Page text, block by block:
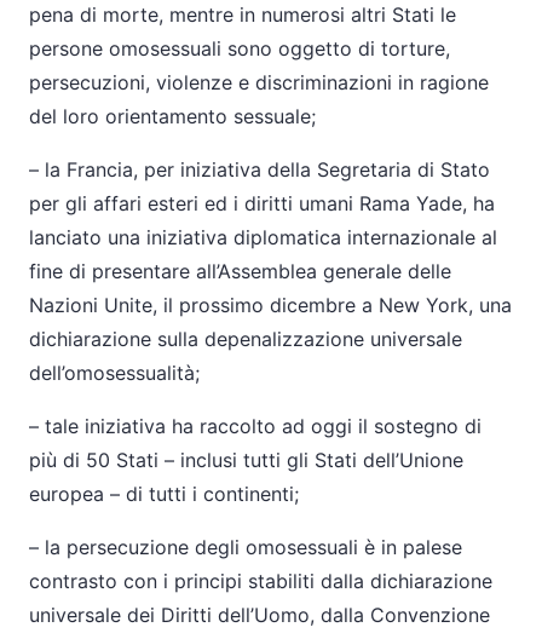
pena di morte, mentre in numerosi altri Stati le
persone omosessuali sono oggetto di torture,
persecuzioni, violenze e discriminazioni in ragione
del loro orientamento sessuale;
– la Francia, per iniziativa della Segretaria di Stato
per gli affari esteri ed i diritti umani Rama Yade, ha
lanciato una iniziativa diplomatica internazionale al
fine di presentare all’Assemblea generale delle
Nazioni Unite, il prossimo dicembre a New York, una
dichiarazione sulla depenalizzazione universale
dell’omosessualità;
– tale iniziativa ha raccolto ad oggi il sostegno di
più di 50 Stati – inclusi tutti gli Stati dell’Unione
europea – di tutti i continenti;
– la persecuzione degli omosessuali è in palese
contrasto con i principi stabiliti dalla dichiarazione
universale dei Diritti dell’Uomo, dalla Convenzione